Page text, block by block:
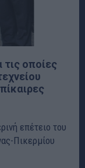
τις οποίες
επέτειο του
Πικερμίου